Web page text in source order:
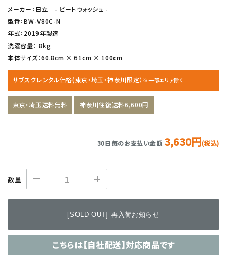
メーカー：日立 - ビートウォッシュ -
型番：BW-V80C-N
年式：2019年製造
洗濯容量： 8kg
本体サイズ：60.8cm × 61cm × 100cm
サブスクレンタル価格(東京・埼玉・神奈川限定） ※一部エリア除く
東京・埼玉送料無料 神奈川往復送料6,600円
30日毎のお支払い金額 3,630円(税込)
数量
[SOLD OUT] 再入荷お知らせ
こちらは【自社配送】対応商品です